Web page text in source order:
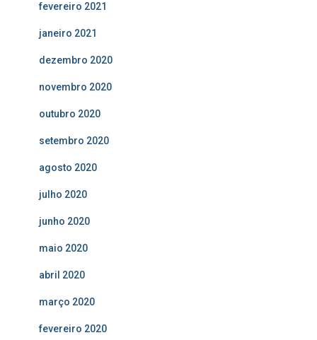
fevereiro 2021
janeiro 2021
dezembro 2020
novembro 2020
outubro 2020
setembro 2020
agosto 2020
julho 2020
junho 2020
maio 2020
abril 2020
março 2020
fevereiro 2020